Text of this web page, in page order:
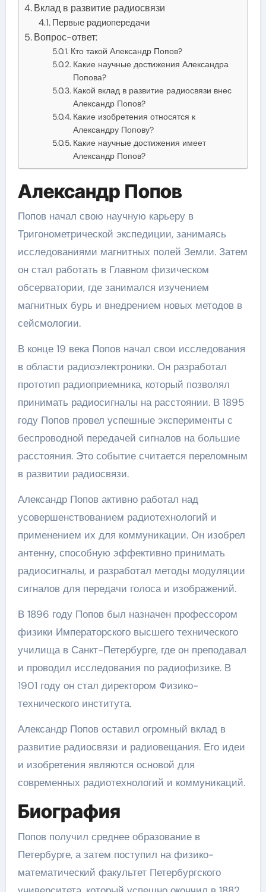
Вклад в развитие радиосвязи
Первые радиопередачи
Вопрос-ответ:
Кто такой Александр Попов?
Какие научные достижения Александра
Попова?
Какой вклад в развитие радиосвязи внес
Александр Попов?
Какие изобретения относятся к
Александру Попову?
Какие научные достижения имеет
Александр Попов?
Александр Попов
Попов начал свою научную карьеру в
Тригонометрической экспедиции, занимаясь
исследованиями магнитных полей Земли. Затем
он стал работать в Главном физическом
обсерватории, где занимался изучением
магнитных бурь и внедрением новых методов в
сейсмологии.
В конце 19 века Попов начал свои исследования
в области радиоэлектроники. Он разработал
прототип радиоприемника, который позволял
принимать радиосигналы на расстоянии. В 1895
году Попов провел успешные эксперименты с
беспроводной передачей сигналов на большие
расстояния. Это событие считается переломным
в развитии радиосвязи.
Александр Попов активно работал над
усовершенствованием радиотехнологий и
применением их для коммуникации. Он изобрел
антенну, способную эффективно принимать
радиосигналы, и разработал методы модуляции
сигналов для передачи голоса и изображений.
В 1896 году Попов был назначен профессором
физики Императорского высшего технического
училища в Санкт-Петербурге, где он преподавал
и проводил исследования по радиофизике. В
1901 году он стал директором Физико-
технического института.
Александр Попов оставил огромный вклад в
развитие радиосвязи и радиовещания. Его идеи
и изобретения являются основой для
современных радиотехнологий и коммуникаций.
Биография
Попов получил среднее образование в
Петербурге, а затем поступил на физико-
математический факультет Петербургского